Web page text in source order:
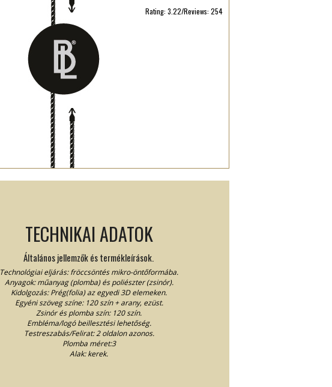
Rating: 3.22/Reviews: 254
TECHNIKAI ADATOK
Általános jellemzők és termékleírások.
Technológiai eljárás: fröccsöntés mikro-öntőformába.
Anyagok: műanyag (plomba) és poliészter (zsinór).
Kidolgozás: Prég(folia) az egyedi 3D elemeken.
Egyéni szöveg színe: 120 szín + arany, ezüst.
Zsinór és plomba szín: 120 szín.
Embléma/logó beillesztési lehetőség.
Testreszabás/Felirat: 2 oldalon azonos.
Plomba méret:3
Alak: kerek.